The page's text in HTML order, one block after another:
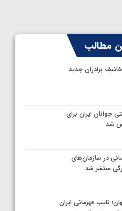
مطالب
برادران جدید
جوانان ایران برای
شد
در سازمان‌های
منتشر شد
نایب قهرمانی ایران